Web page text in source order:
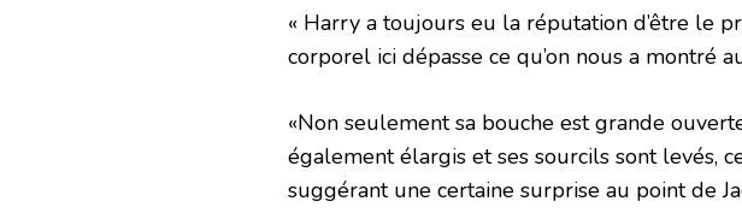
« Harry a toujours eu la réputation d’être le
corporel ici dépasse ce qu’on nous a montré
«Non seulement sa bouche est grande
également élargis et ses sourcils sont levés,
suggérant une certaine surprise au point de